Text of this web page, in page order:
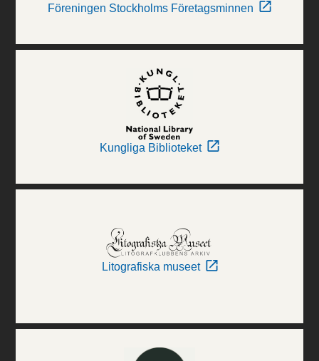
Föreningen Stockholms Företagsminnen
Kungliga Biblioteket
Litografiska museet